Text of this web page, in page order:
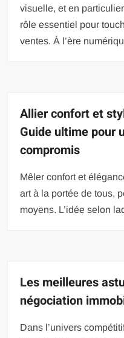
visuelle, et en
rôle essentiel pour
ventes. À l’ère
Allier confort et
Guide ultime pour
compromis
Mêler confort et
art à la portée de tous,
moyens. L’idée selon
Les meilleures
négociation
Dans l’univers